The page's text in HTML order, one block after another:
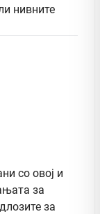
нивните
со овој и
за
за